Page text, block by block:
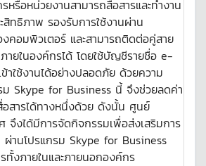
หรือหน่วยงานสามารถสื่อสารและทำงาน
สิทธิภาพ รองรับการใช้งานผ่าน
คอมพิวเตอร์ และสามารถติดต่อคู่สาย
ยในองค์กรได้ โดยใช้บัญชีรายชื่อ e-
าใช้งานได้อย่างปลอดภัย ด้วยความ
ม Skype for Business นี้ จึงช่วยลดค่า
อสารได้ทางหนึ่งด้วย ดังนั้น ศูนย์
จึงได้มีการจัดกิจกรรมเพื่อส่งเสริมการ
านโปรแกรม Skype for Business
ทั้งภายในและภายนอกองค์กร